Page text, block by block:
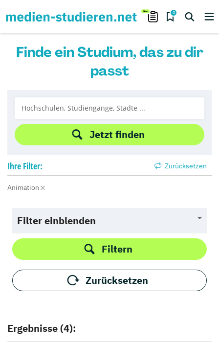
0
Finde ein Studium, das zu dir
passt
Jetzt finden
Ihre Filter: Zurücksetzen
Animation
Filter einblenden
Filtern
Zurücksetzen
Ergebnisse (4):